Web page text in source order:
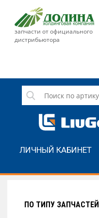
запчасти от официального
дистрибьютора
СЕРВИС
НОВОСТИ
ЛИЧНЫЙ КАБИНЕТ
ПО ТИПУ ЗАПЧАСТЕЙ